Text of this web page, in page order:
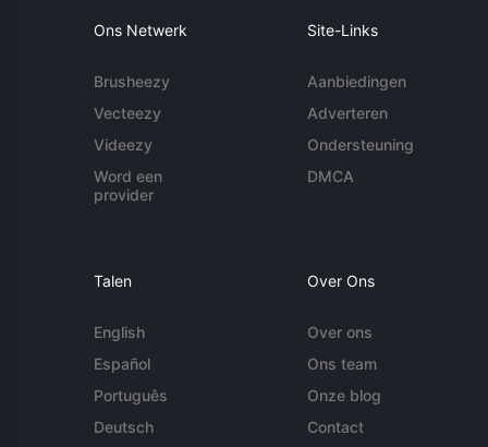
Ons Netwerk
Brusheezy
Vecteezy
Videezy
Word een
provider
Site-Links
Aanbiedingen
Adverteren
Ondersteuning
DMCA
Talen
English
Español
Português
Deutsch
Over Ons
Over ons
Ons team
Onze blog
Contact